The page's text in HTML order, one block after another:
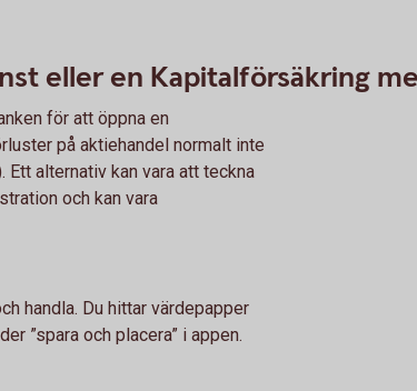
eller en Kapitalförsäkring
för att öppna en
på aktiehandel normalt inte
alternativ kan vara att teckna
och kan vara
handla. Du hittar värdepapper
”spara och placera” i appen.